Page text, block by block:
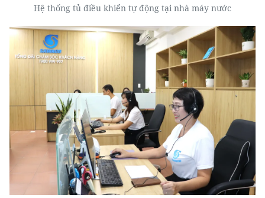
Hệ thống tủ điều khiển tự động tại nhà máy nước